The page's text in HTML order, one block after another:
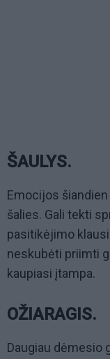
ŠAULYS.
Emocijos
šalies. Gali tekti
pasitikėjimo
neskubėti priimti
kaupiasi įtampa.
OŽIARAGIS.
Daugiau dėmesio